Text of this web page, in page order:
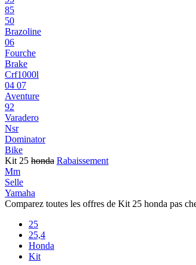
85
50
Brazoline
06
Fourche
Brake
Crf1000l
04 07
Aventure
92
Varadero
Nsr
Dominator
Bike
Kit 25 honda Rabaissement
Mm
Selle
Yamaha
Comparez toutes les offres de Kit 25 honda pas
25
25,4
Honda
Kit